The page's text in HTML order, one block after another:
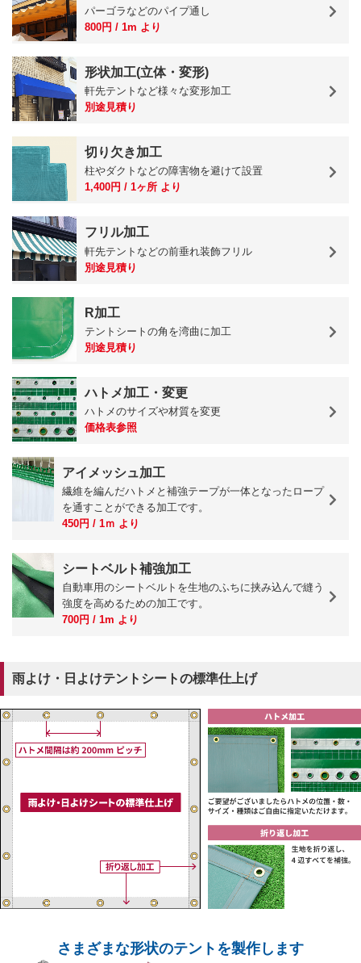
パーゴラなどのパイプ通し
800円 / 1m より
形状加工(立体・変形)
軒先テントなど様々な変形加工
別途見積り
切り欠き加工
柱やダクトなどの障害物を避けて設置
1,400円 / 1ヶ所 より
フリル加工
軒先テントなどの前垂れ装飾フリル
別途見積り
R加工
テントシートの角を湾曲に加工
別途見積り
ハトメ加工・変更
ハトメのサイズや材質を変更
価格表参照
アイメッシュ加工
繊維を編んだハトメと補強テープが一体となったロープ
を通すことができる加工です。
450円 / 1ｍ より
シートベルト補強加工
自動車用のシートベルトを生地のふちに挟み込んで縫う
強度を高めるための加工です。
700円 / 1m より
雨よけ・日よけテントシートの標準仕上げ
さまざまな形状のテントを製作します